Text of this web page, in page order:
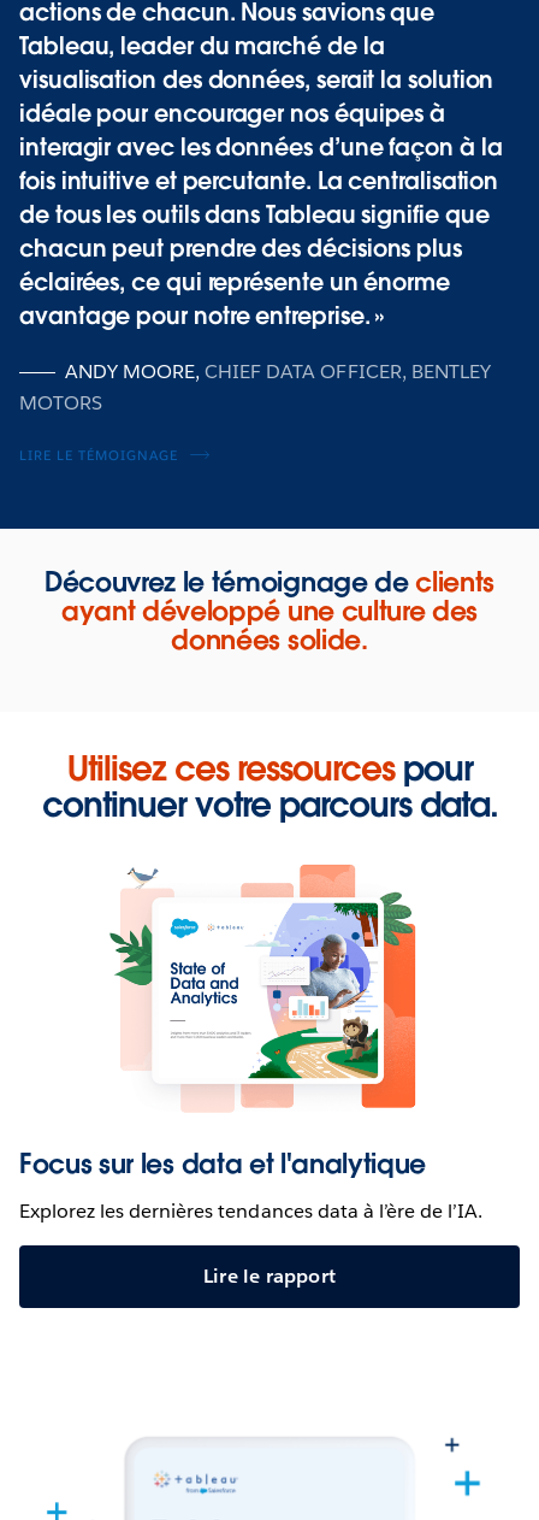
actions de chacun. Nous savions que
Tableau, leader du marché de la
visualisation des données, serait la solution
idéale pour encourager nos équipes à
interagir avec les données d’une façon à la
fois intuitive et percutante. La centralisation
de tous les outils dans Tableau signifie que
chacun peut prendre des décisions plus
éclairées, ce qui représente un énorme
avantage pour notre entreprise.
ANDY MOORE, CHIEF DATA OFFICER, BENTLEY
MOTORS
LIRE LE TÉMOIGNAGE
Découvrez le témoignage declients
ayant développé une culture des
données solide.
Jaguar Land Rover redéfinit l’innovation dans le secteur
automobile en adoptant la culture des données.
fans et le monde du football grâce à une approche basée sur
Utilisez ces ressourcespour
continuer votre parcours data.
Focus sur les data et l'analytique
Explorez les dernières tendances data à l’ère de l’IA.
Lire le rapport